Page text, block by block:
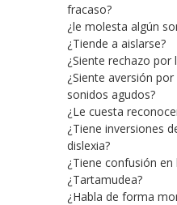
fracaso?
¿le molesta algún
¿Tiende a aislarse?
¿Siente rechazo por
¿Siente aversión
sonidos agudos?
¿Le cuesta
¿Tiene inversiones
dislexia?
¿Tiene confusión
¿Tartamudea?
¿Habla de forma